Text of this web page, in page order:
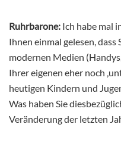
Ruhrbarone: Ich habe mal
Ihnen einmal gelesen,
modernen Medien
Ihrer eigenen eher noch
heutigen Kindern und
Was haben Sie
Veränderung der letzten